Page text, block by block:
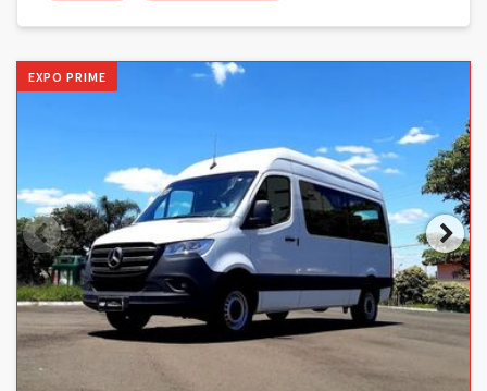
EXPO PRIME